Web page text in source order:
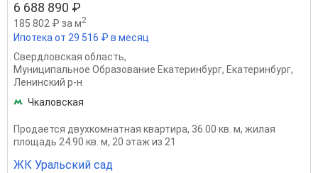
6 688 890 ₽
185 802 ₽ за м2
Ипотека от 29 516 ₽ в месяц
Свердловская область,
Муниципальное Образование Екатеринбург, Екатеринбург,
Ленинский р-н
Чкаловская
Продается двухкомнатная квартира, 36.00 кв. м, жилая
площадь 24.90 кв. м, 20 этаж из 21
ЖК Уральский сад